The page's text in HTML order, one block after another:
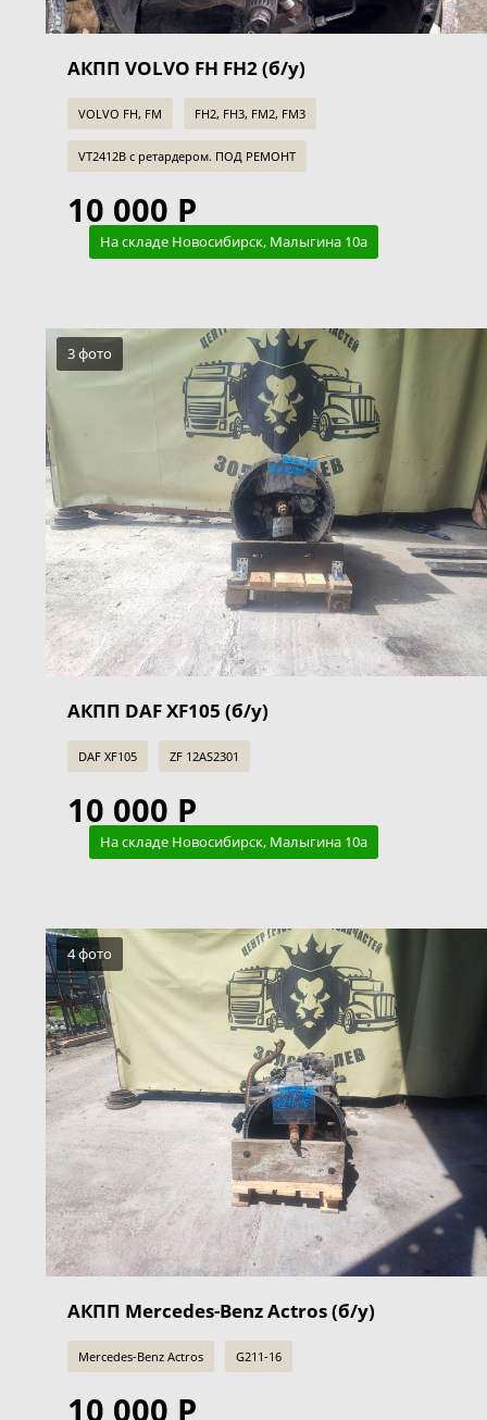
АКПП VOLVO FH FH2 (б/у)
VOLVO FH, FM FH2, FH3, FM2, FM3
VT2412B с ретардером. ПОД РЕМОНТ
10 000 Р
На складе Новосибирск, Малыгина 10а
3 фото
АКПП DAF XF105 (б/у)
DAF XF105 ZF 12AS2301
10 000 Р
На складе Новосибирск, Малыгина 10а
4 фото
АКПП Mercedes-Benz Actros (б/у)
Mercedes-Benz Actros G211-16
10 000 Р